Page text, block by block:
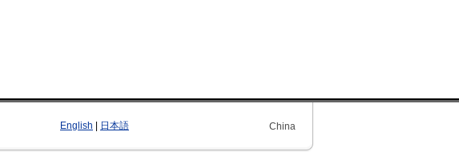
English | 日本語 China